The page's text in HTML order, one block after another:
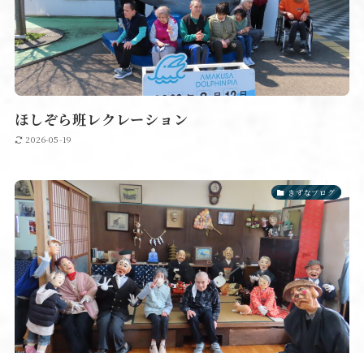
ほしぞら班レクレーション
2026-05-19
きずなブログ